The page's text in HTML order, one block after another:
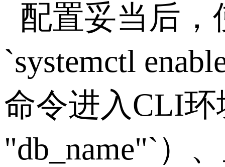
配置妥当后，
`systemctl
命令进入CLI环
"db_name"`）